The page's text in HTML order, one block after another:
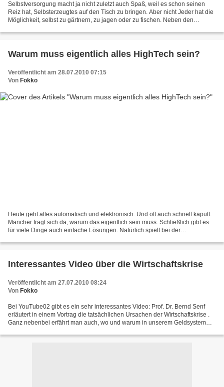
Selbstversorgung macht ja nicht zuletzt auch Spaß, weil es schon seinen
Reiz hat, Selbsterzeugtes auf den Tisch zu bringen. Aber nicht Jeder hat die
Möglichkeit, selbst zu gärtnern, zu jagen oder zu fischen. Neben den
Warum muss eigentlich alles HighTech sein?
Veröffentlicht am 28.07.2010 07:15
Von Fokko
Heute geht alles automatisch und elektronisch. Und oft auch schnell kaputt.
Mancher fragt sich da, warum das eigentlich sein muss. Schließlich gibt es
für viele Dinge auch einfache Lösungen. Natürlich spielt bei der
Interessantes Video über die Wirtschaftskrise
Veröffentlicht am 27.07.2010 08:24
Von Fokko
Bei YouTube02 gibt es ein sehr interessantes Video: Prof. Dr. Bernd Senf
erläutert in einem Vortrag die tatsächlichen Ursachen der Wirtschaftskrise .
Ganz nebenbei erfährt man auch, wo und warum in unserem Geldsystem